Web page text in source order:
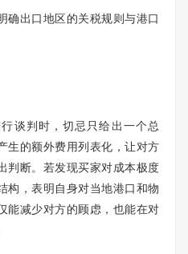
出口地区的关税规则与港口
判时，切忌只给出一个总
生的额外费用列表化，让对方
判断。若发现买家对成本极度
构，表明自身对当地港口和物
能减少对方的顾虑，也能在对